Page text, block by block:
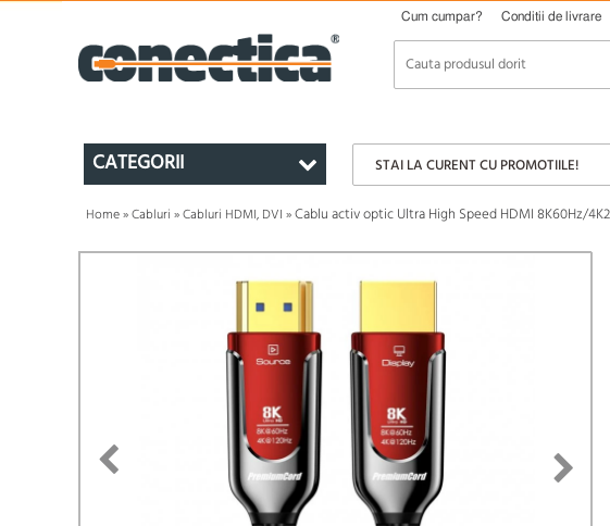
Cum cumpar? Conditii de livrare
CATEGORII STAI LA CURENT CU PROMOTIILE!
Home»Cabluri »Cabluri HDMI, DVI »Cablu activ optic Ultra High Speed HDMI 8K60Hz/